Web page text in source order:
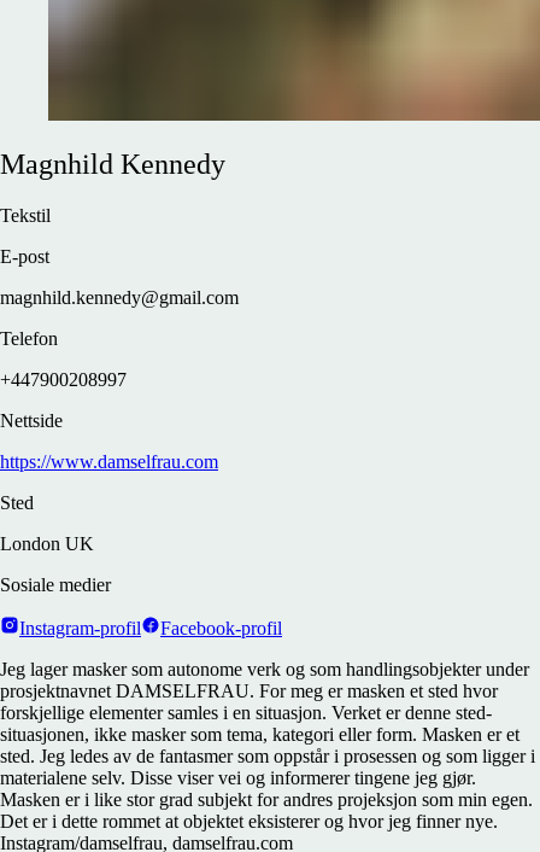
Magnhild Kennedy
Tekstil
E-post
magnhild.kennedy@gmail.com
Telefon
+447900208997
Nettside
https://www.damselfrau.com
Sted
London UK
Sosiale medier
Instagram-profil
Facebook-profil
Jeg lager masker som autonome verk og som handlingsobjekter under
prosjektnavnet DAMSELFRAU. For meg er masken et sted hvor
forskjellige elementer samles i en situasjon. Verket er denne sted-
situasjonen, ikke masker som tema, kategori eller form. Masken er et
sted. Jeg ledes av de fantasmer som oppstår i prosessen og som ligger i
materialene selv. Disse viser vei og informerer tingene jeg gjør.
Masken er i like stor grad subjekt for andres projeksjon som min egen.
Det er i dette rommet at objektet eksisterer og hvor jeg finner nye.
Instagram/damselfrau, damselfrau.com